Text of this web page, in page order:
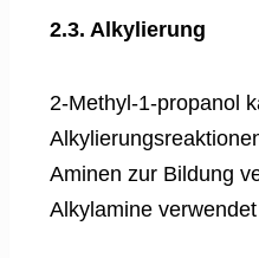
2.3. Alkylierung
2-Methyl-1-propanol
Aminen zur Bildung
Alkylamine